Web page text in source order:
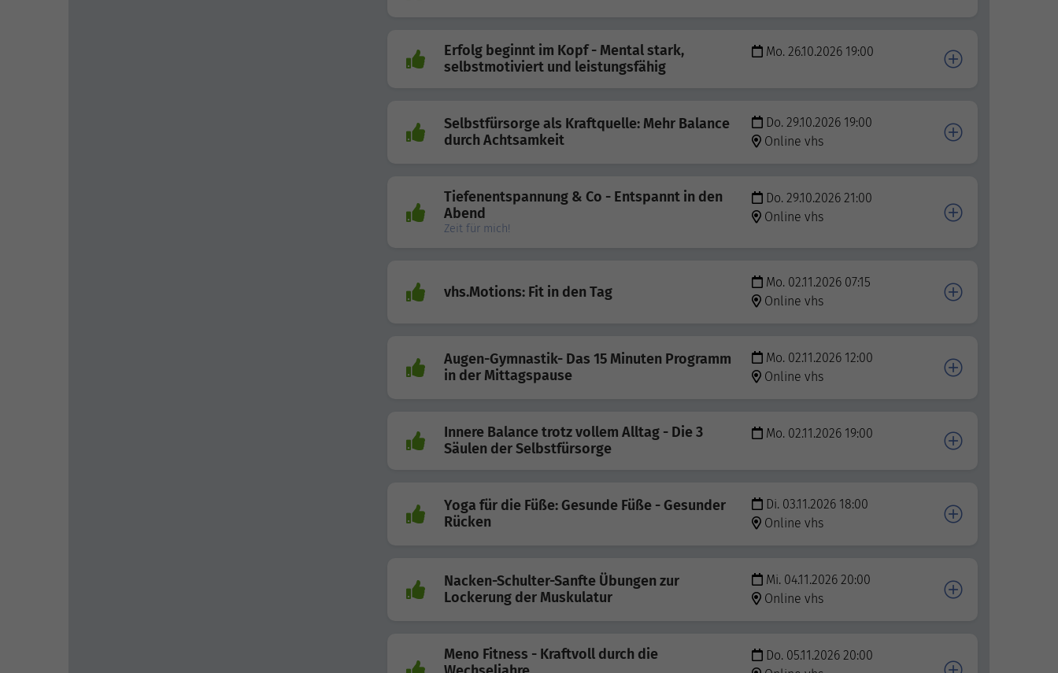
Erfolg beginnt im Kopf - Mental stark,
selbstmotiviert und leistungsfähig
Mo. 26.10.2026 19:00
Selbstfürsorge als Kraftquelle: Mehr Balance
durch Achtsamkeit
Do. 29.10.2026 19:00
Online vhs
Tiefenentspannung & Co - Entspannt in den
Abend
Zeit für mich!
Do. 29.10.2026 21:00
Online vhs
vhs.Motions: Fit in den Tag
Mo. 02.11.2026 07:15
Online vhs
Augen-Gymnastik- Das 15 Minuten Programm
in der Mittagspause
Mo. 02.11.2026 12:00
Online vhs
Innere Balance trotz vollem Alltag - Die 3
Säulen der Selbstfürsorge
Mo. 02.11.2026 19:00
Yoga für die Füße: Gesunde Füße - Gesunder
Rücken
Di. 03.11.2026 18:00
Online vhs
Nacken-Schulter-Sanfte Übungen zur
Lockerung der Muskulatur
Mi. 04.11.2026 20:00
Online vhs
Meno Fitness - Kraftvoll durch die
Do. 05.11.2026 20:00